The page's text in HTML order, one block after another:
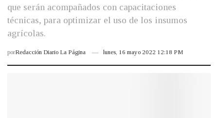
que serán acompañados con capacitaciones
técnicas, para optimizar el uso de los insumos
agrícolas.
porRedacción Diario La Página lunes, 16 mayo 2022 12:18 PM